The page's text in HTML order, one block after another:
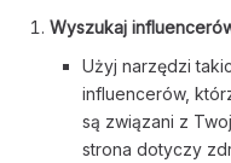
Wyszukaj
Użyj narzędzi
influencerów,
są związani z
strona dotyczy